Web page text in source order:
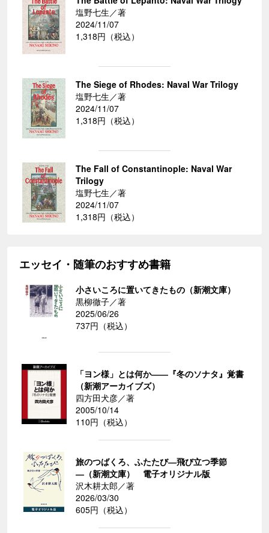
塩野七生／著
2024/11/07
1,318円（税込）
The Siege of Rhodes: Naval War Trilogy
塩野七生／著
2024/11/07
1,318円（税込）
The Fall of Constantinople: Naval War
Trilogy
塩野七生／著
2024/11/07
1,318円（税込）
エッセイ・随筆のおすすめ書籍
小さいころに置いてきたもの（新潮文庫）
黒柳徹子／著
2025/06/26
737円（税込）
「ヨン様」とは何か――『冬のソナタ』覚書
（新潮アーカイブズ）
四方田犬彦／著
2005/10/14
110円（税込）
旅のつばくろ、ふたたび―飛び立つ季節
―（新潮文庫） 電子オリジナル版
沢木耕太郎／著
2026/03/30
605円（税込）